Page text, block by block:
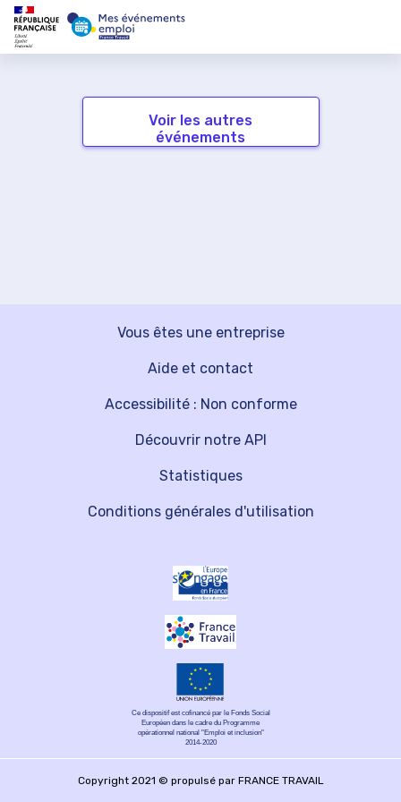
Voir les autres
événements
Vous êtes une entreprise
Découvrir notre API
Aide et contact
Statistiques
Accessibilité : Non conforme
Conditions générales d'utilisation
Ce dispositif est cofinancé par le Fonds Social
Européen dans le cadre du Programme
opérationnel national "Emploi et inclusion"
2014-2020
Copyright 2021 © propulsé par FRANCE TRAVAIL